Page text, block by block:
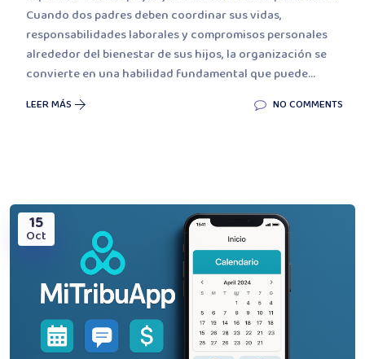
Cuando dos padres deben coordinar sus vidas,
responsabilidades laborales y compromisos personales
alrededor del bienestar de sus hijos, la organización se
convierte en una habilidad fundamental que puede...
LEER MÁS NO COMMENTS
15
Oct